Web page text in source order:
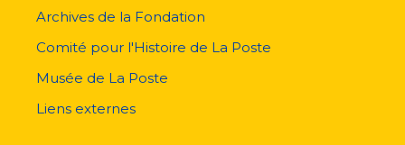
Archives de la Fondation
Comité pour l'Histoire de La Poste
Musée de La Poste
Liens externes